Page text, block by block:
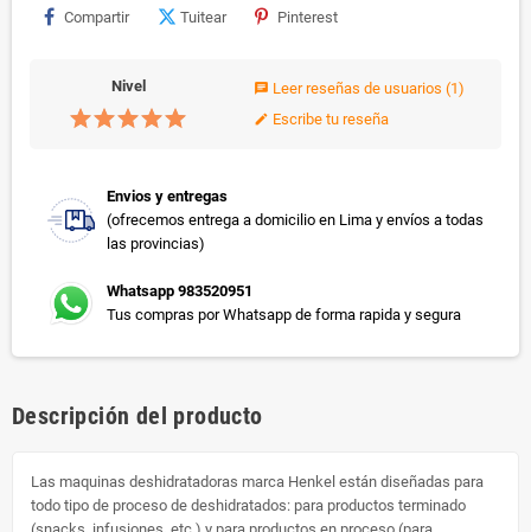
Compartir Tuitear Pinterest
Nivel chat Leer reseñas de usuarios (1)
edit Escribe tu reseña
Envios y entregas
(ofrecemos entrega a domicilio en Lima y envíos a todas
las provincias)
Whatsapp 983520951
Tus compras por Whatsapp de forma rapida y segura
Descripción del producto
Las maquinas deshidratadoras marca Henkel están diseñadas para
todo tipo de proceso de deshidratados: para productos terminado